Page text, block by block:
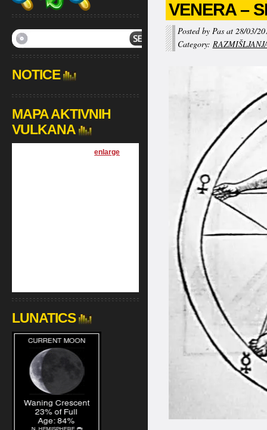
VENERA –
Posted by Pas at 28/03/
Category:
NOTICE
MAPA AKTIVNIH
VULKANA
[enlarge
LUNATICS